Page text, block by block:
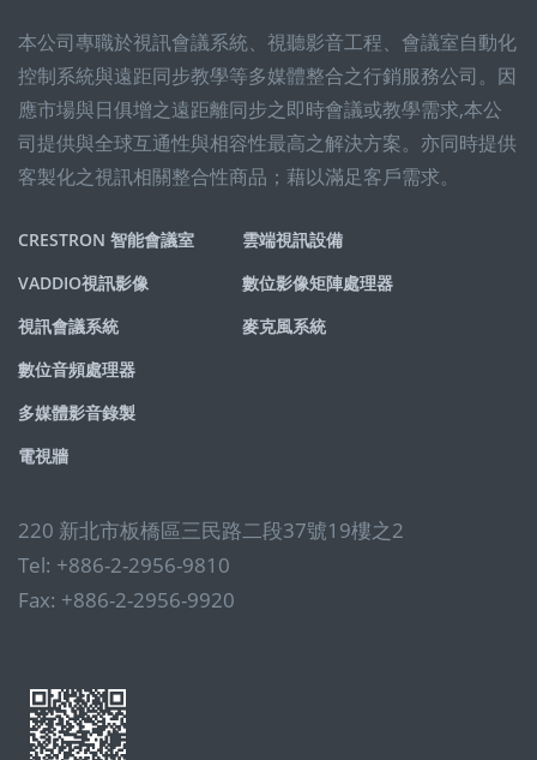
本公司專職於視訊會議系統、視聽影音工程、會議室自動化
控制系統與遠距同步教學等多媒體整合之行銷服務公司。因
應市場與日俱增之遠距離同步之即時會議或教學需求,本公
司提供與全球互通性與相容性最高之解決方案。亦同時提供
客製化之視訊相關整合性商品；藉以滿足客戶需求。
CRESTRON 智能會議室
VADDIO視訊影像
視訊會議系統
雲端視訊設備
數位影像矩陣處理器
麥克風系統
數位音頻處理器
多媒體影音錄製
電視牆
220 新北市板橋區三民路二段37號19樓之2
Tel: +886-2-2956-9810
Fax: +886-2-2956-9920